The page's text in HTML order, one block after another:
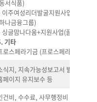
서식품)
이주여성리더발굴지원사업
나금융그룹)
싱글맘나다움+지원사업(끌리메)
기타
로스페라기금 (프로스페라)
식지, 지속가능성보고서 발행 및
페이지 유지보수 등
건비, 수수료, 사무행정비 등